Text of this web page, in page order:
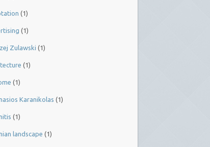
(1)
(1)
Zulawski (1)
(1)
(1)
Karanikolas (1)
(1)
landscape (1)